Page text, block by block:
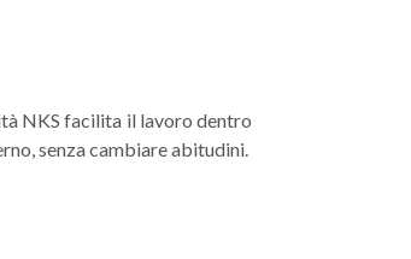
NKS facilita il lavoro dentro
senza cambiare abitudini.